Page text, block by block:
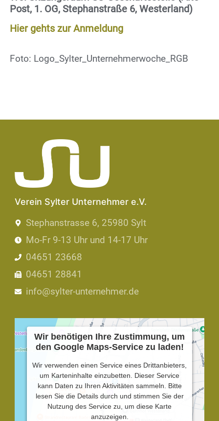
Post, 1. OG, Stephanstraße 6, Westerland)
Hier gehts zur Anmeldung
Foto: Logo_Sylter_Unternehmerwoche_RGB
Verein Sylter Unternehmer e.V.
Stephanstrasse 6, 25980 Sylt
Mo-Fr 9-13 Uhr und 14-17 Uhr
04651 23668
04651 28841
info@sylter-unternehmer.de
Wir benötigen Ihre Zustimmung, um
den Google Maps-Service zu laden!
Wir verwenden einen Service eines Drittanbieters,
um Karteninhalte einzubetten. Dieser Service
kann Daten zu Ihren Aktivitäten sammeln. Bitte
lesen Sie die Details durch und stimmen Sie der
Nutzung des Service zu, um diese Karte
anzuzeigen.